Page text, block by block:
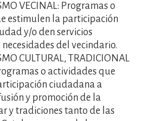
VECINAL: Programas o
estimulen la participación
y/o den servicios
del vecindario.
CULTURAL, TRADICIONAL
o actividades que
ciudadana a
y promoción de la
y tradiciones tanto de las